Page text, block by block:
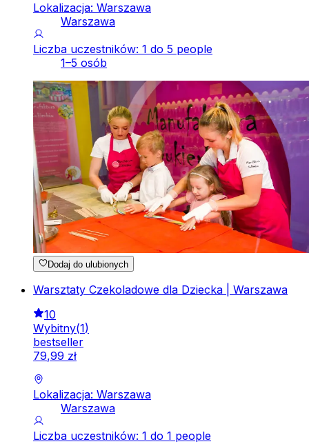
Lokalizacja: Warszawa
Warszawa
Liczba uczestników: 1 do 5 people
1–5 osób
Dodaj do ulubionych
Warsztaty Czekoladowe dla Dziecka | Warszawa
10
Wybitny(1)
bestseller
79,99 zł
Lokalizacja: Warszawa
Warszawa
Liczba uczestników: 1 do 1 people